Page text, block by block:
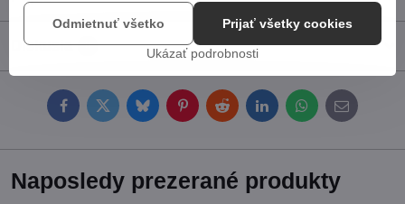
Diskusia 0
FacebookTwitterBlueskyPinterestRedditLinkedInWhatsApp
E-
mail
Naposledy prezerané produkty
Ukázať podrobnosti
Prijať všetky cookies
Odmietnuť všetko